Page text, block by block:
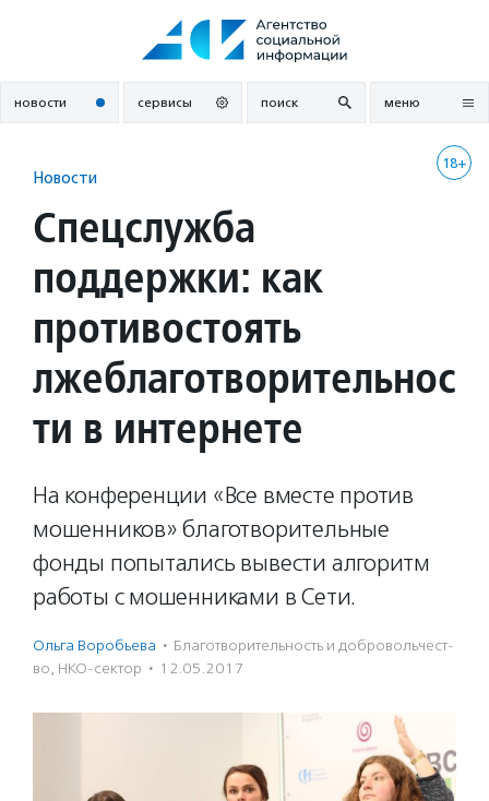
новости сервисы поиск меню
18+
Новости
Спецслужба
поддержки: как
противостоять
лжеблаготворительнос
ти в интернете
На конференции «Все вместе против
мошенников» благотворительные
фонды попытались вывести алгоритм
работы с мошенниками в Сети.
Ольга Воробьева · Благотвори­тель­ность и доброволь­чест­
во, НКО-сектор · 12.05.2017